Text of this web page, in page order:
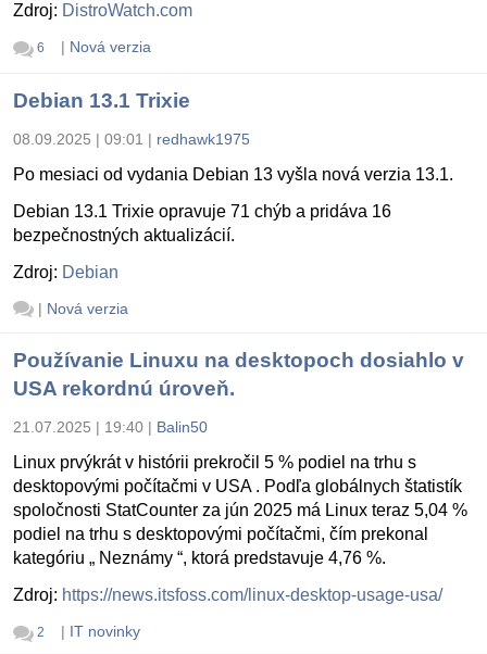
Zdroj: DistroWatch.com
6 | Nová verzia
Debian 13.1 Trixie
08.09.2025 | 09:01 | redhawk1975
Po mesiaci od vydania Debian 13 vyšla nová verzia 13.1.
Debian 13.1 Trixie opravuje 71 chýb a pridáva 16
bezpečnostných aktualizácií.
Zdroj: Debian
| Nová verzia
Používanie Linuxu na desktopoch dosiahlo v
USA rekordnú úroveň.
21.07.2025 | 19:40 | Balin50
Linux prvýkrát v histórii prekročil 5 % podiel na trhu s
desktopovými počítačmi v USA . Podľa globálnych štatistík
spoločnosti StatCounter za jún 2025 má Linux teraz 5,04 %
podiel na trhu s desktopovými počítačmi, čím prekonal
kategóriu „ Neznámy “, ktorá predstavuje 4,76 %.
Zdroj: https://news.itsfoss.com/linux-desktop-usage-usa/
2 | IT novinky